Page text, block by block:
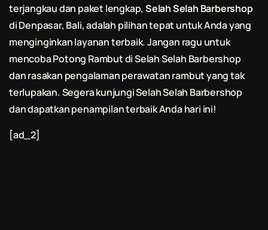
terjangkau dan paket lengkap,Selah Selah Barbershop
di Denpasar, Bali, adalah pilihan tepat untuk Anda yang
menginginkan layanan terbaik. Jangan ragu untuk
mencobaPotong RambutdiSelah Selah Barbershop
dan rasakan pengalaman perawatan rambut yang tak
terlupakan. Segera kunjungiSelah Selah Barbershop
dan dapatkan penampilan terbaik Anda hari ini!
[ad_2]